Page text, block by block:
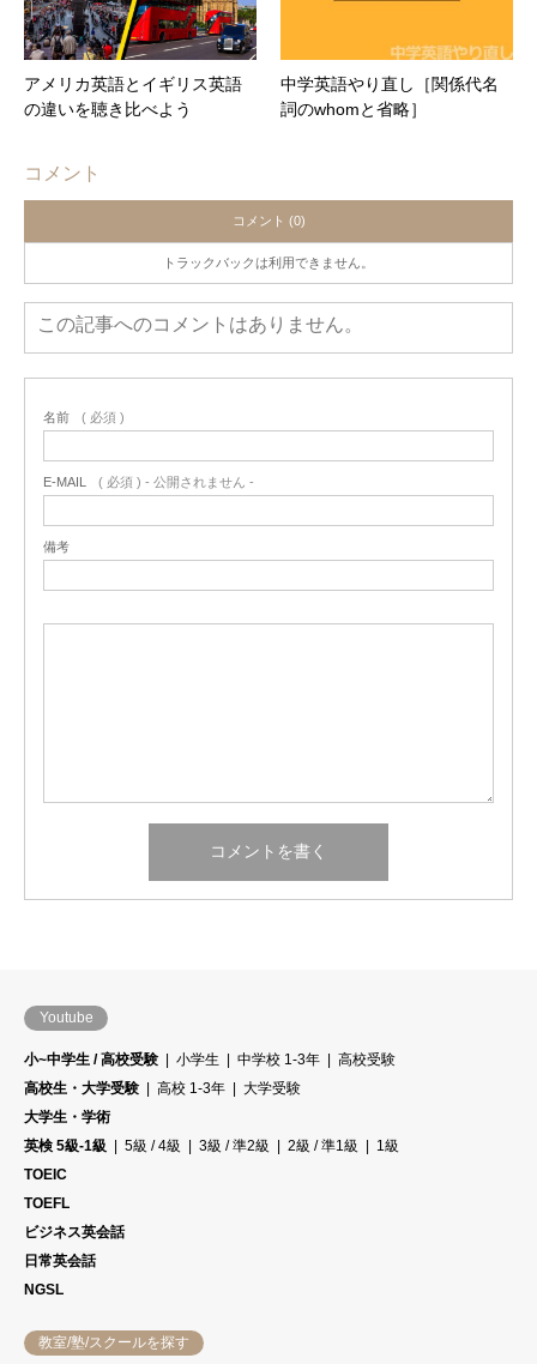
アメリカ英語とイギリス英語
の違いを聴き比べよう
中学英語やり直し［関係代名
詞のwhomと省略］
コメント
コメント (0)
トラックバックは利用できません。
この記事へのコメントはありません。
名前 ( 必須 )
E-MAIL ( 必須 ) - 公開されません -
備考
Youtube
小~中学生 / 高校受験 小学生 中学校 1-3年
高校受験
高校生・大学受験
高校 1-3年
大学受験
大学生・学術
英検 5級-1級
5級 / 4級 3級 / 準2級 2級 / 準1級
1級
TOEIC
TOEFL
ビジネス英会話
日常英会話
NGSL
教室/塾/スクールを探す